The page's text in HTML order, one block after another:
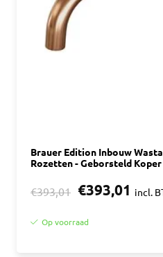
Brauer Edition Inbouw
Rozetten - Geborsteld Koper
€393,01 €393,01 incl.
Op voorraad